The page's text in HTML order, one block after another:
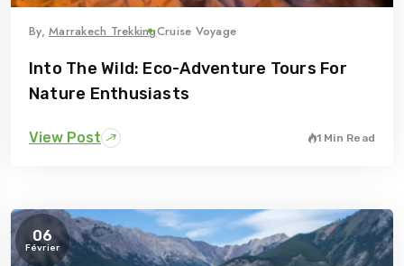
By,Marrakech TrekkingCruise Voyage
Into The Wild: Eco-Adventure Tours For
Nature Enthusiasts
View Post 1 Min Read
06
Février